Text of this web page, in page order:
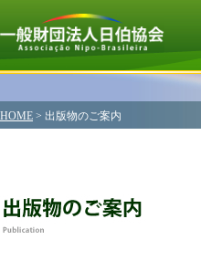
HOME > 出版物のご案内